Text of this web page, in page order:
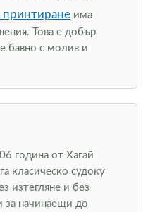
принтиране има
Това е добър
бавно с молив и
година от Хагай
класическо судоку
изтегляне и без
за начинаещи до